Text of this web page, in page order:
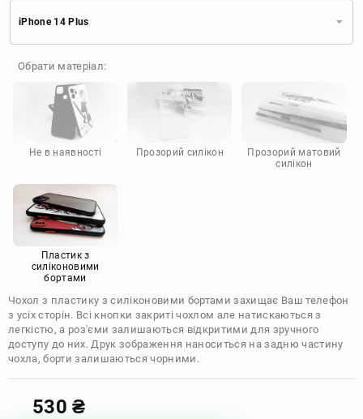
Apple
Huawei
TECNO
Google
Doogee
Infinix
Motorola
iPhone 14 Plus
Обрати матеріал:
Не в наявності Прозорий силікон
Прозорий матовий
силікон
Пластик з
силіконовими
бортами
Чохол з пластику з силіконовими бортами захищає Ваш телефон
з усіх сторін. Всі кнопки закриті чохлом але натискаються з
легкістю, а роз'єми залишаються відкритими для зручного
доступу до них. Друк зображення наноситься на задню частину
чохла, борти залишаються чорними.
530₴